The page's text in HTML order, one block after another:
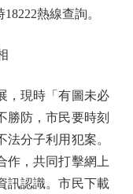
熱線查詢。
現時「有圖未必
勝防，市民要時刻
分子利用犯案。
作，共同打擊網上
訊認識。市民下載